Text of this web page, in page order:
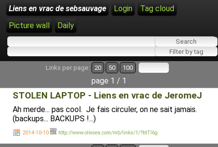
Liens en vrac de sebsauvage Login
Tag cloud
Picture wall
Daily
Links per page: 20 50 100
page 1 / 1
STOLEN LAPTOP - Liens en vrac de JeromeJ
Ah merde... pas cool. Je fais circuler, on ne sait jamais.
(backups... BACKUPS !...)
2014-10-10 http://www.olissea.com/mb/links/1/?btTl6g